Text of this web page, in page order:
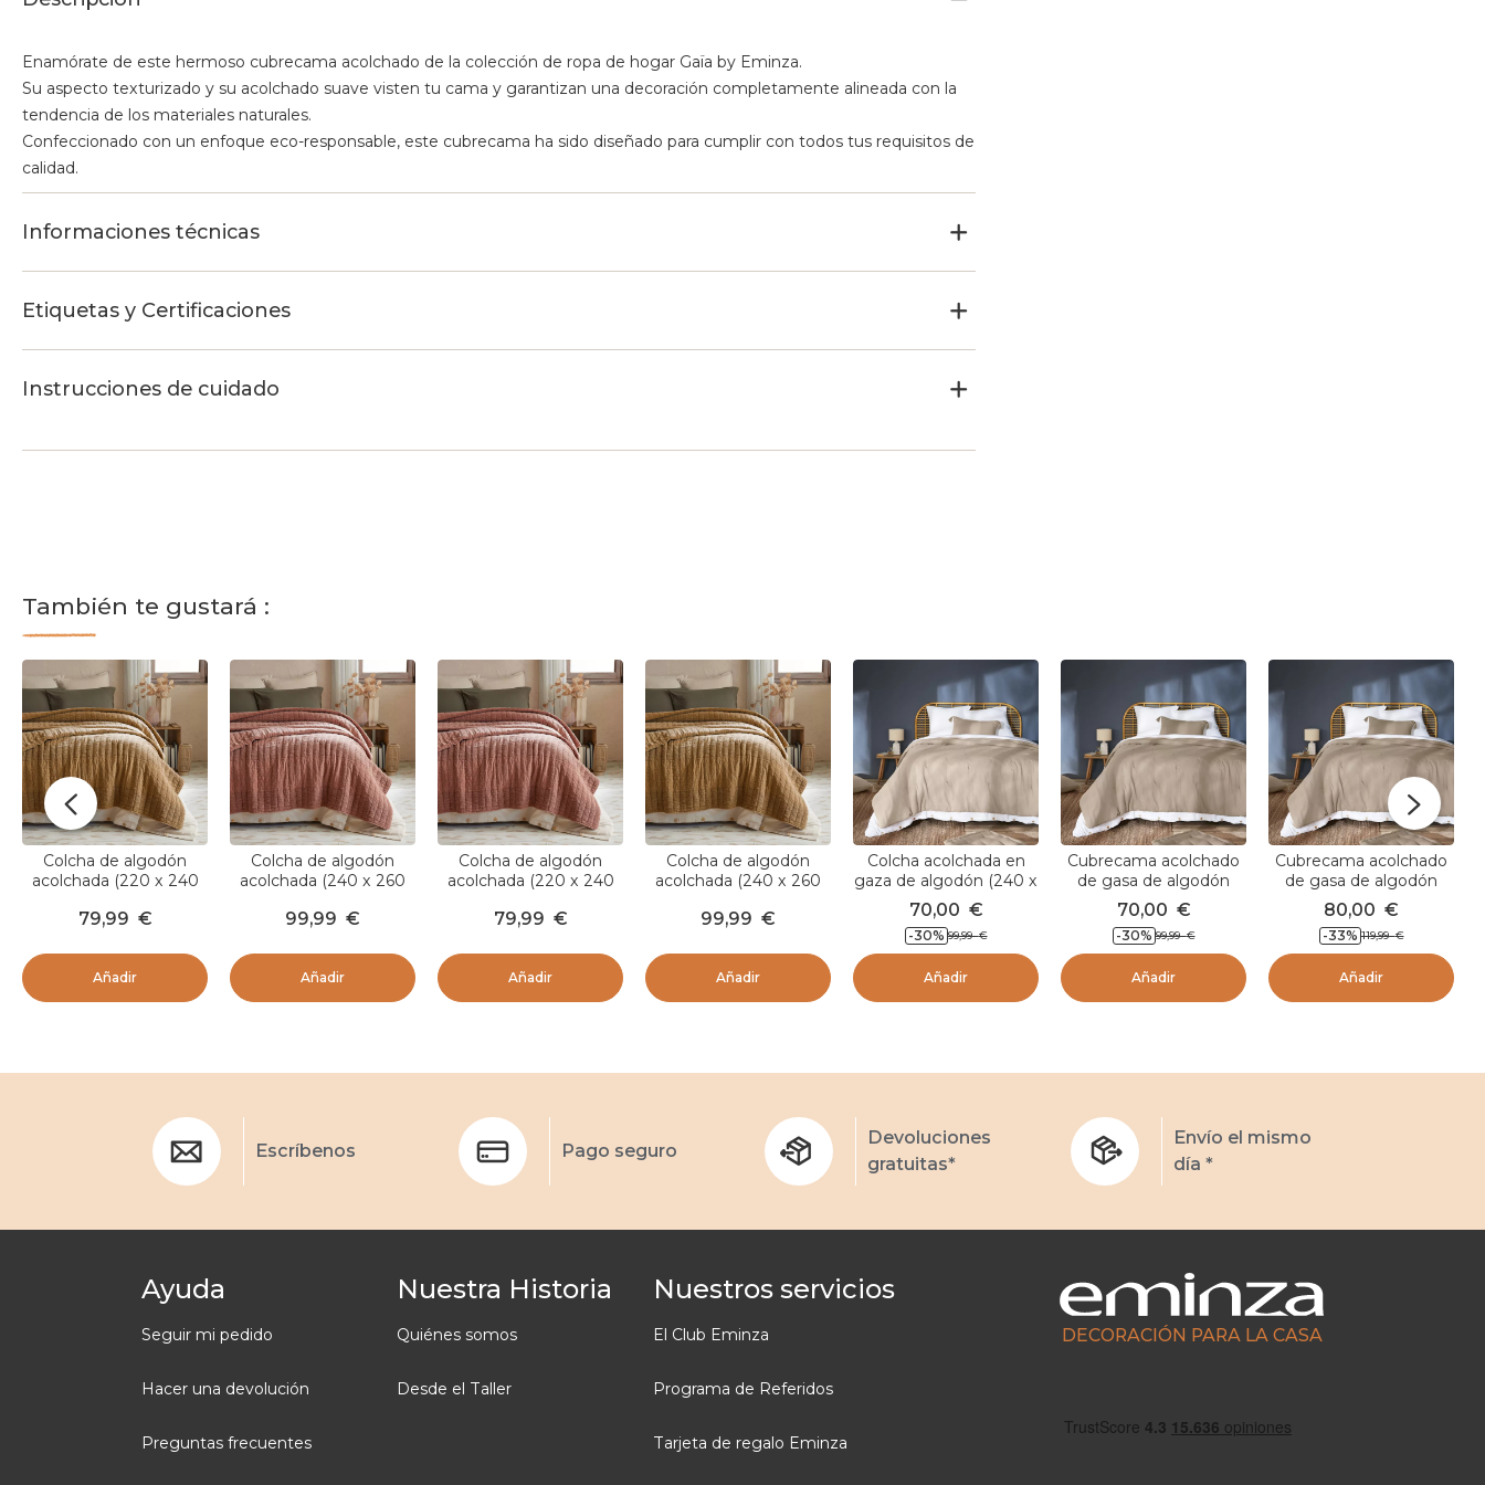
Enamórate de este hermoso cubrecama acolchado de la colección de ropa de hogar Gaïa by Eminza.
Su aspecto texturizado y su acolchado suave visten tu cama y garantizan una decoración completamente alineada con la
tendencia de los materiales naturales.
Confeccionado con un enfoque eco-responsable, este cubrecama ha sido diseñado para cumplir con todos tus requisitos de
calidad.
Informaciones técnicas
Etiquetas y Certificaciones
Instrucciones de cuidado
También te gustará :
Colcha de algodón
acolchada (220 x 240
79,99 €
Añadir
Colcha de algodón
acolchada (240 x 260
99,99 €
Añadir
Colcha de algodón
acolchada (220 x 240
79,99 €
Añadir
Colcha de algodón
acolchada (240 x 260
99,99 €
Añadir
Colcha acolchada en
gaza de algodón (240 x
220 cm) Gaïa Beige
pampa
70,00 €
-30% 99,99 €
Añadir
Cubrecama acolchado
de gasa de algodón
(240 x 220 cm) Gaïa
Marrón cuerda
70,00 €
-30% 99,99 €
Añadir
Cubrecama acolchado
de gasa de algodón
(260 x 240 cm) Gaïa
Marrón cuerda
80,00 €
-33% 119,99 €
Añadir
Escríbenos Pago seguro
Devoluciones
gratuitas*
Envío el mismo
día *
Ayuda
Seguir mi pedido
Hacer una devolución
Preguntas frecuentes
Nuestra Historia
Quiénes somos
Desde el Taller
Nuestros servicios
El Club Eminza
Programa de Referidos
Tarjeta de regalo Eminza
DECORACIÓN PARA LA CASA